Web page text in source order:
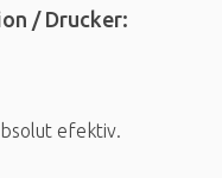
/ Drucker:
efektiv.